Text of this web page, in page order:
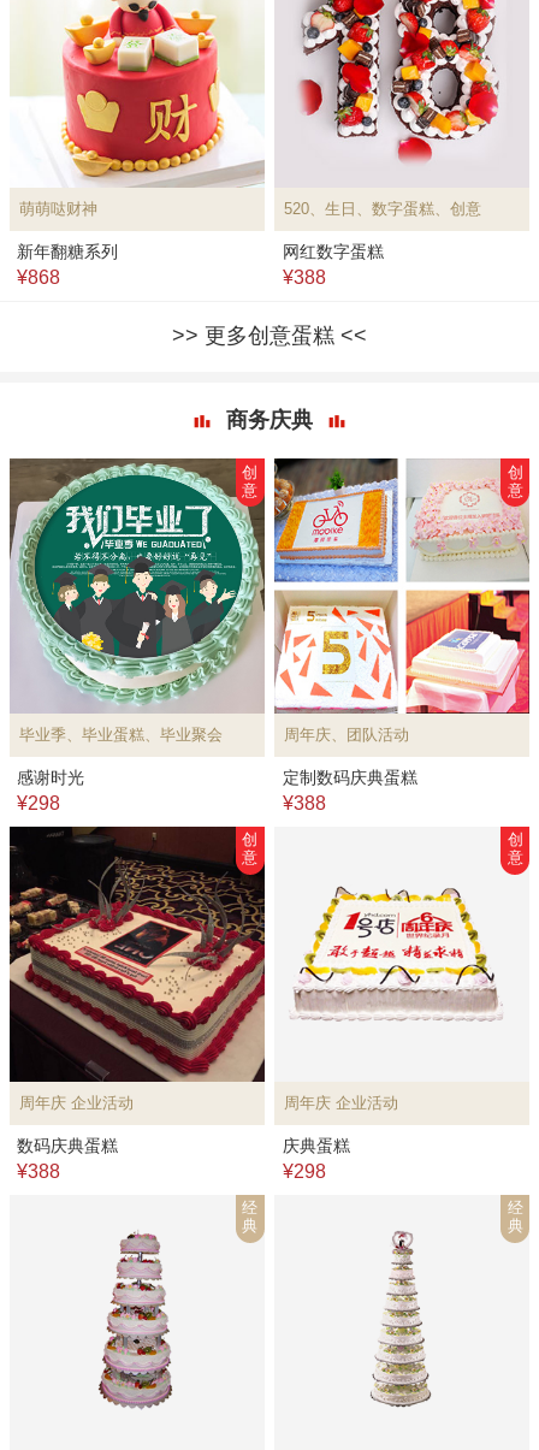
萌萌哒财神
新年翻糖系列
¥868
520、生日、数字蛋糕、创意
网红数字蛋糕
¥388
更多创意蛋糕
商务庆典
毕业季、毕业蛋糕、毕业聚会
创
意
感谢时光
¥298
周年庆、团队活动
创
意
定制数码庆典蛋糕
¥388
周年庆 企业活动
创
意
数码庆典蛋糕
¥388
周年庆 企业活动
创
意
庆典蛋糕
¥298
经
典
经
典